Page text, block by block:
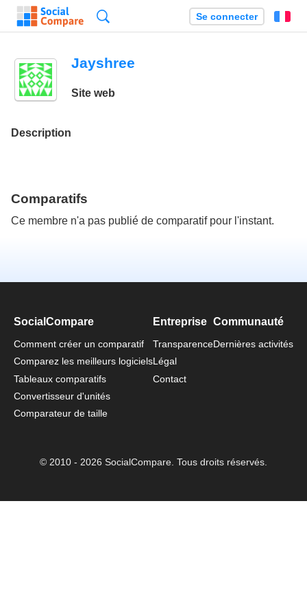
Se connecter
Jayshree
Site web
Description
Comparatifs
Ce membre n'a pas publié de comparatif pour l'instant.
SocialCompare
Comment créer un comparatif
Comparez les meilleurs logiciels
Tableaux comparatifs
Convertisseur d'unités
Comparateur de taille
Entreprise
Transparence
Légal
Contact
Communauté
Dernières activités
© 2010 - 2026 SocialCompare. Tous droits réservés.